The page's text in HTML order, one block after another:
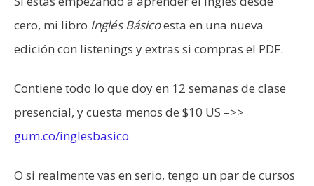
cero, mi libro Inglés Básicoesta en una nueva
edición con listenings y extras si compras el PDF.
Contiene todo lo que doy en 12 semanas de clase
presencial, y cuesta menos de $10 US –>>
gum.co/inglesbasico
O si realmente vas en serio, tengo un par de cursos